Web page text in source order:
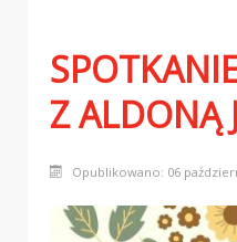
Z ALDONĄ
Opublikowano: 06